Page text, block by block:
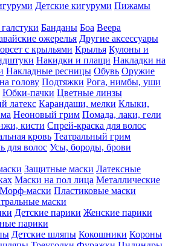
Детские кигуруми Пижамы
Банданы Боа Веера
ожерелья Другие аксессуары
с крыльями Крылья Кулоны и
Накидки и плащи Накладки на
Накладные ресницы Обувь Оружие
голову Подтяжки Рога, нимбы, уши
Юбки-пачки Цветные линзы
латекс Карандаши, мелки Клыки,
Неоновый грим Помада, лаки, гели
кисти Спрей-краска для волос
кровь Театральный грим
для волос Усы, бороды, брови
Защитные маски Латексные
Маски на пол лица Металлические
Морф-маски Пластиковые маски
маски
Детские парики Женские парики
парики
Детские шляпы Кокошники Короны